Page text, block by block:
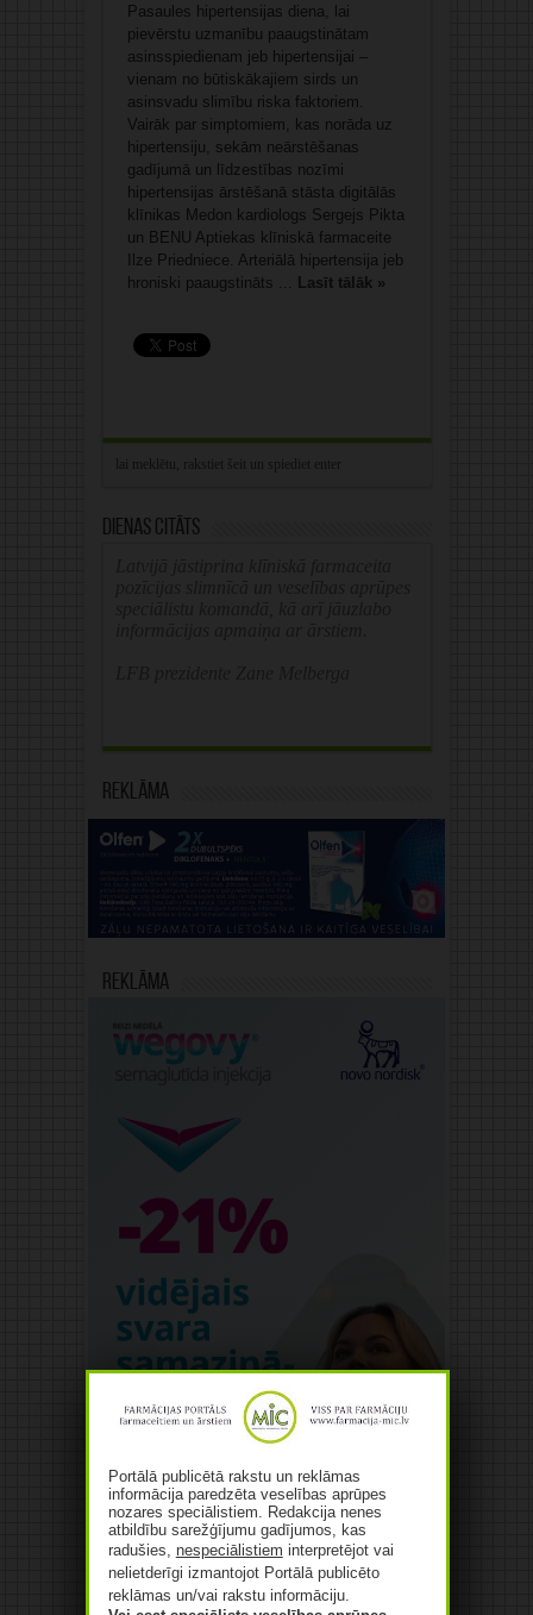
Pasaules hipertensijas diena, lai
pievērstu uzmanību paaugstinātam
asinsspiedienam jeb hipertensijai –
vienam no būtiskākajiem sirds un
asinsvadu slimību riska faktoriem.
Vairāk par simptomiem, kas norāda uz
hipertensiju, sekām neārstēšanas
gadījumā un līdzestības nozīmi
hipertensijas ārstēšanā stāsta digitālās
klīnikas Medon kardiologs Sergejs Pikta
un BENU Aptiekas klīniskā farmaceite
Ilze Priedniece. Arteriālā hipertensija jeb
hroniski paaugstināts ... Lasīt tālāk »
Dienas citāts
Reklāma
Reklāma
Portālā publicētā rakstu un reklāmas
informācija paredzēta veselības aprūpes
nozares speciālistiem. Redakcija nenes
atbildību sarežģījumu gadījumos, kas
radušies, nespeciālistiem interpretējot vai
nelietderīgi izmantojot Portālā publicēto
reklāmas un/vai rakstu informāciju.